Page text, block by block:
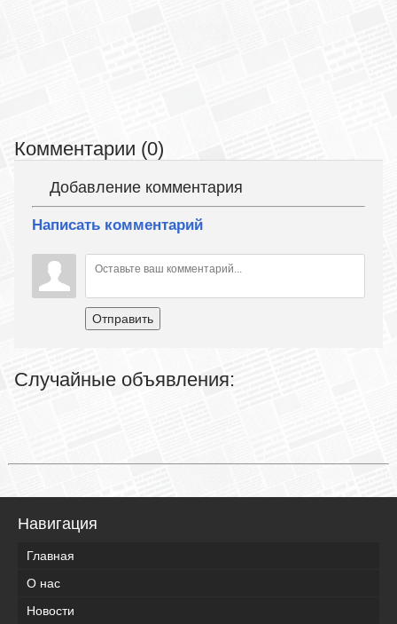
Комментарии (0)
Добавление комментария
Написать комментарий
Отправить
Случайные объявления:
Навигация
Главная
О нас
Новости